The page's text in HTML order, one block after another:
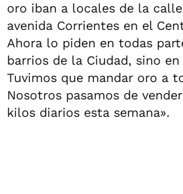
oro iban a locales de la
avenida Corrientes en el
Ahora lo piden en todas
barrios de la Ciudad, sino
Tuvimos que mandar oro a
Nosotros pasamos de
kilos diarios esta semana».